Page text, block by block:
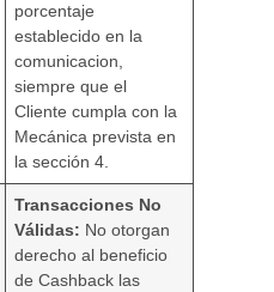
porcentaje
establecido en la
comunicacion,
siempre que el
Cliente cumpla con la
Mecánica prevista en
la sección 4.
Transacciones No
Válidas: No otorgan
derecho al beneficio
de Cashback las